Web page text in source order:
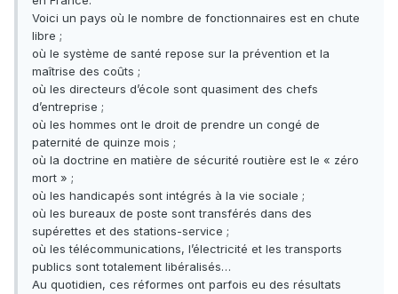
Voici un pays où le nombre de fonctionnaires est en chute
libre ;
où le système de santé repose sur la prévention et la
maîtrise des coûts ;
où les directeurs d’école sont quasiment des chefs
d’entreprise ;
où les hommes ont le droit de prendre un congé de
paternité de quinze mois ;
où la doctrine en matière de sécurité routière est le « zéro
mort » ;
où les handicapés sont intégrés à la vie sociale ;
où les bureaux de poste sont transférés dans des
supérettes et des stations-service ;
où les télécommunications, l’électricité et les transports
publics sont totalement libéralisés…
Au quotidien, ces réformes ont parfois eu des résultats